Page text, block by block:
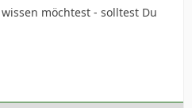
möchtest - solltest Du